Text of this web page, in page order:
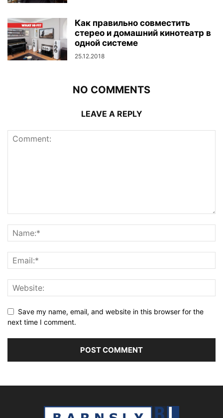
Как правильно совместить
стерео и домашний кинотеатр в
одной системе
25.12.2018
NO COMMENTS
LEAVE A REPLY
Save my name, email, and website in this browser for the
next time I comment.